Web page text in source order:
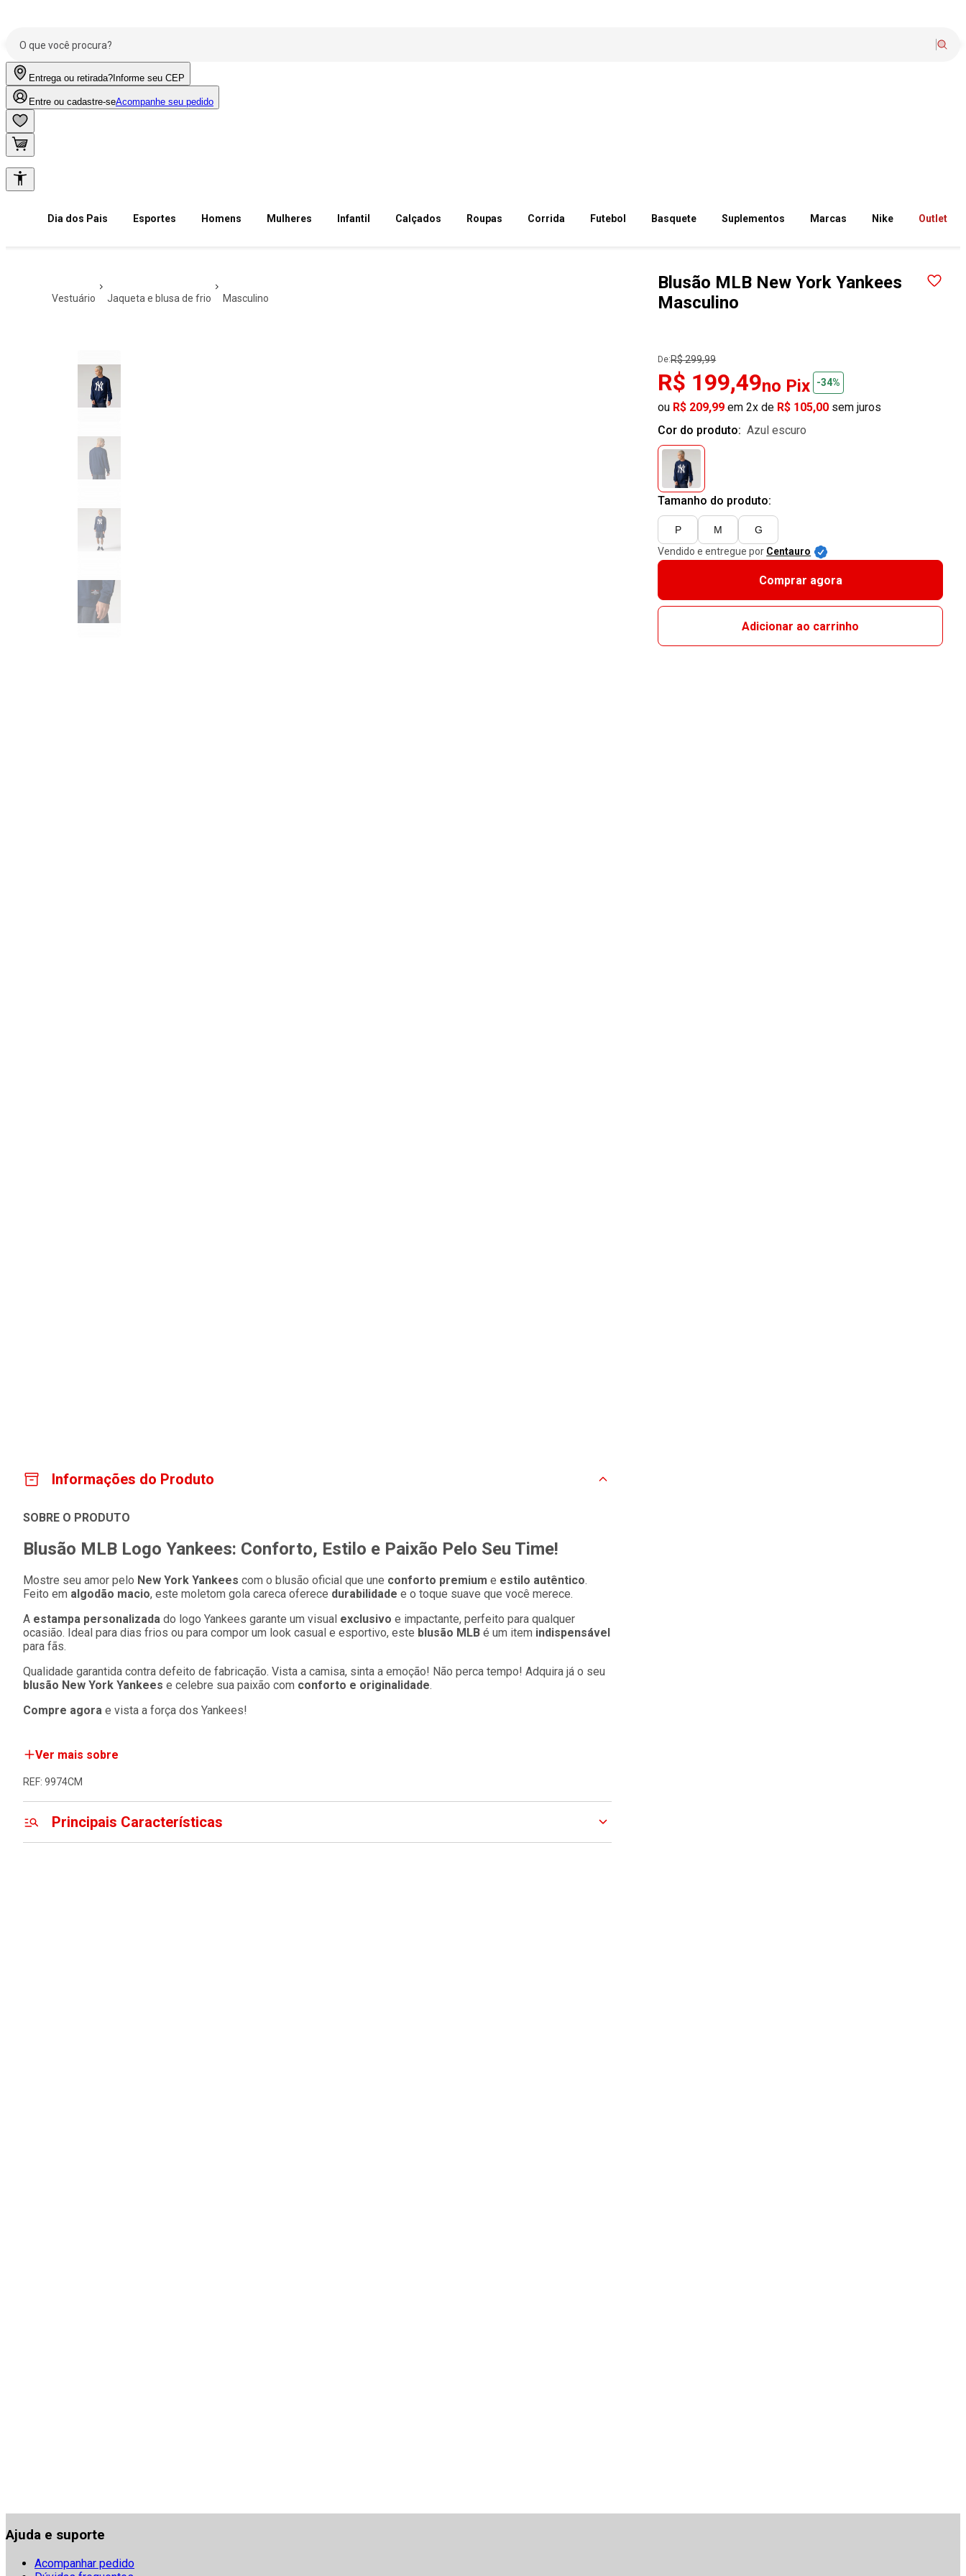
Entrega ou retirada? Informe seu CEP
Entre ou cadastre-seAcompanhe seu pedido
Dia dos Pais Esportes Homens Mulheres Infantil Calçados Roupas Corrida Futebol Basquete Suplementos Marcas Nike Outlet
vestuário jaqueta e blusa de frio masculino
Blusão MLB New York Yankees
Masculino
De:R$ 299,99
R$ 199,49no Pix -34%
ou R$ 209,99 em 2x de R$ 105,00 sem juros
Cor do produto:
azul escuro
Tamanho do produto:
P M
G
Vendido e entregue por Centauro
Comprar agora
Adicionar ao carrinho
Informações do Produto
SOBRE O PRODUTO
Blusão MLB Logo Yankees: Conforto, Estilo e Paixão Pelo Seu Time!
Mostre seu amor pelo New York Yankees com o blusão oficial que une conforto premium e estilo autêntico.
Feito em algodão macio, este moletom gola careca oferece durabilidade e o toque suave que você merece.
A estampa personalizada do logo Yankees garante um visual exclusivo e impactante, perfeito para qualquer
ocasião. Ideal para dias frios ou para compor um look casual e esportivo, este blusão MLB é um item indispensável
para fãs.
Qualidade garantida contra defeito de fabricação. Vista a camisa, sinta a emoção! Não perca tempo! Adquira já o seu
blusão New York Yankees e celebre sua paixão com conforto e originalidade.
Compre agora e vista a força dos Yankees!
Ver mais sobre
REF: 9974CM
Principais Características
Ajuda e suporte
Acompanhar pedido